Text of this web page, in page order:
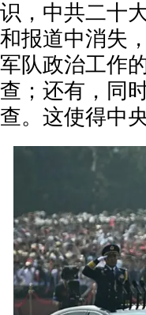
识，中共二十
和报道中消失
军队政治工作
查；还有，同
查。这使得中